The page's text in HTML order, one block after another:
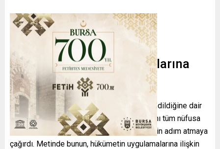
Raporun hizmet pasaportlarına
dair vurgusu
Raporda, hizmet pasaportlarının
suistimal edildiğine dair
kaygılar dile getirildi ve AP, Türk makamlarını tüm nüfusa
fayda sağlayacak bir çerçeve oluşturmak için adım atmaya
çağırdı. Metinde bunun, hükümetin uygulamalarına ilişkin